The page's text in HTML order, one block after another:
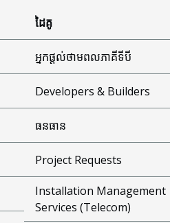
ដៃគូ
អ្នកផ្តល់ថាមពលភាគីទីបី
Developers & Builders
ធនធាន
Project Requests
Installation Management
Services (Telecom)